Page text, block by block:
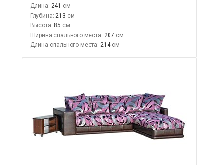
Длина: 241
Глубина: 213
Высота: 85
Ширина спального места: 207
Длина спального места: 214